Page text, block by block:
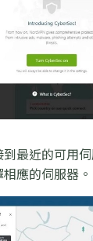
最近的可用
應的伺服器。